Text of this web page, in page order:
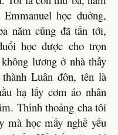
học duởng,
năm cũng đã tấn tới,
học được cho trọn
lương ở nhà thầy
Luân đôn, tên là
hạ lấy cơm áo nhân
Thỉnh thoảng cha tôi
mà học mấy nghề yếu